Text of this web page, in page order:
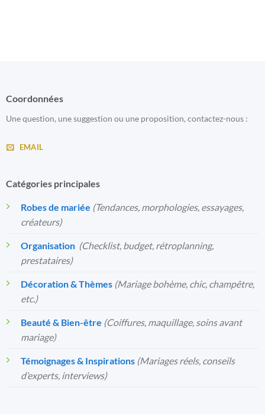
Coordonnées
Une question, une suggestion ou une proposition, contactez-nous :
EMAIL
Catégories principales
Robes de mariée (Tendances, morphologies, essayages,
créateurs)
Organisation️ (Checklist, budget, rétroplanning,
prestataires)
Décoration & Thèmes (Mariage bohème, chic, champêtre,
etc.)
Beauté & Bien-être (Coiffures, maquillage, soins avant
mariage)
Témoignages & Inspirations (Mariages réels, conseils
d’experts, interviews)